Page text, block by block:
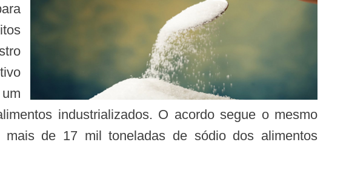
industrializados. O acordo segue o mesmo
de 17 mil toneladas de sódio dos alimentos